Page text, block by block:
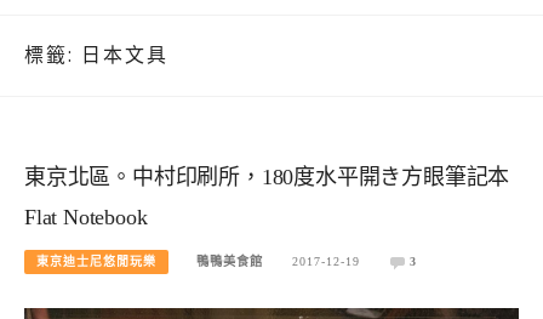
標籤: 日本文具
東京北區。中村印刷所，180度水平開き方眼筆記本
Flat Notebook
東京迪士尼悠閒玩樂 鴨鴨美食館 2017-12-19 3